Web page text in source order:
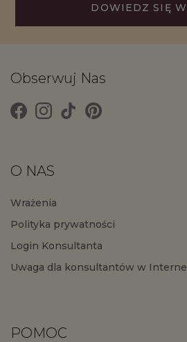
DOWIEDZ SIĘ
Obserwuj Nas
O NAS
Wrażenia
Polityka prywatności
Login Konsultanta
Uwaga dla konsultantów w
POMOC